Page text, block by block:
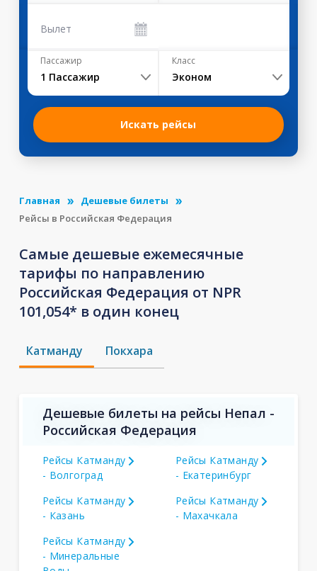
Вылет
Пассажир
1 Пассажир
Класс
Эконом
Искать рейсы
Главная
Дешевые билеты
Рейсы в Российская Федерация
Самые дешевые ежемесячные
тарифы по направлению
Российская Федерация от NPR
101,054* в один конец
Катманду Покхара
Дешевые билеты на рейсы Непал -
Российская Федерация
Рейсы Катманду
- Волгоград
Рейсы Катманду
- Екатеринбург
Рейсы Катманду
- Казань
Рейсы Катманду
- Махачкала
Рейсы Катманду
- Минеральные